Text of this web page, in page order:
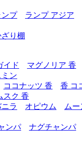
ンプ
ランプ アジア
り棚
イド
マグノリア 香
ン
ココナッツ 香
香 コ
スク 香
ラ オピウム
ムー
ンパ
ナグチャンパ